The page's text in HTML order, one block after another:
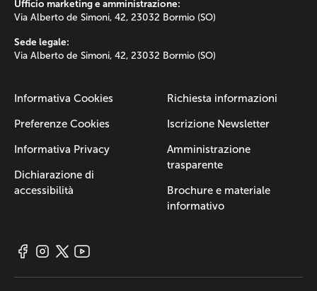
Ufficio marketing e amministrazione:
Via Alberto de Simoni, 42, 23032 Bormio (SO)
Sede legale:
Via Alberto de Simoni, 42, 23032 Bormio (SO)
Informativa Cookies
Preferenze Cookies
Informativa Privacy
Dichiarazione di
accessibilità
Richiesta informazioni
Iscrizione Newsletter
Amministrazione
trasparente
Brochure e materiale
informativo